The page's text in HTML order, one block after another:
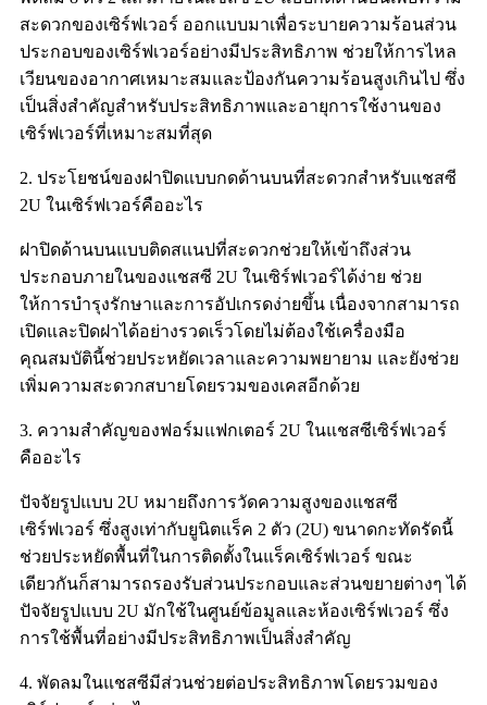
สะดวกของเซิร์ฟเวอร์ ออกแบบมาเพื่อระบายความร้อนส่วน
ประกอบของเซิร์ฟเวอร์อย่างมีประสิทธิภาพ ช่วยให้การไหล
เวียนของอากาศเหมาะสมและป้องกันความร้อนสูงเกินไป ซึ่ง
เป็นสิ่งสำคัญสำหรับประสิทธิภาพและอายุการใช้งานของ
เซิร์ฟเวอร์ที่เหมาะสมที่สุด
2. ประโยชน์ของฝาปิดแบบกดด้านบนที่สะดวกสำหรับแชสซี
2U ในเซิร์ฟเวอร์คืออะไร
ฝาปิดด้านบนแบบติดสแนปที่สะดวกช่วยให้เข้าถึงส่วน
ประกอบภายในของแชสซี 2U ในเซิร์ฟเวอร์ได้ง่าย ช่วย
ให้การบำรุงรักษาและการอัปเกรดง่ายขึ้น เนื่องจากสามารถ
เปิดและปิดฝาได้อย่างรวดเร็วโดยไม่ต้องใช้เครื่องมือ
คุณสมบัตินี้ช่วยประหยัดเวลาและความพยายาม และยังช่วย
เพิ่มความสะดวกสบายโดยรวมของเคสอีกด้วย
3. ความสำคัญของฟอร์มแฟกเตอร์ 2U ในแชสซีเซิร์ฟเวอร์
คืออะไร
ปัจจัยรูปแบบ 2U หมายถึงการวัดความสูงของแชสซี
เซิร์ฟเวอร์ ซึ่งสูงเท่ากับยูนิตแร็ค 2 ตัว (2U) ขนาดกะทัดรัดนี้
ช่วยประหยัดพื้นที่ในการติดตั้งในแร็คเซิร์ฟเวอร์ ขณะ
เดียวกันก็สามารถรองรับส่วนประกอบและส่วนขยายต่างๆ ได้
ปัจจัยรูปแบบ 2U มักใช้ในศูนย์ข้อมูลและห้องเซิร์ฟเวอร์ ซึ่ง
การใช้พื้นที่อย่างมีประสิทธิภาพเป็นสิ่งสำคัญ
4. พัดลมในแชสซีมีส่วนช่วยต่อประสิทธิภาพโดยรวมของ